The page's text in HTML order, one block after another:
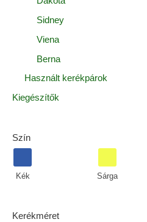
Sidney
Viena
Berna
Használt kerékpárok
Kiegészítők
Szín
Kék Sárga
Kerékméret